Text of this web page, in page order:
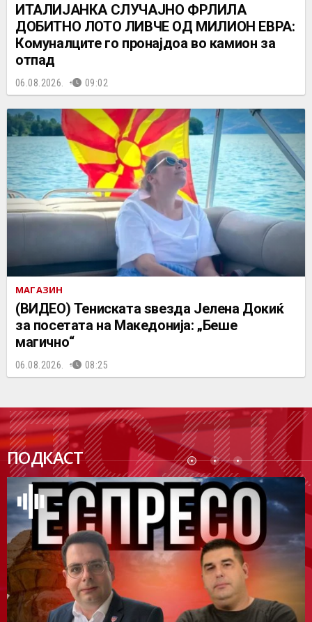
ИТАЛИЈАНКА СЛУЧАЈНО ФРЛИЛА
ДОБИТНО ЛОТО ЛИВЧЕ ОД МИЛИОН ЕВРА:
Комуналците го пронајдоа во камион за
отпад
06.08.2026. 09:02
МАГАЗИН
(ВИДЕО) Тениската ѕвезда Јелена Докиќ
за посетата на Македонија: „Беше
магично“
06.08.2026. 08:25
ПОДКАСТ
ПОДК
АСТ